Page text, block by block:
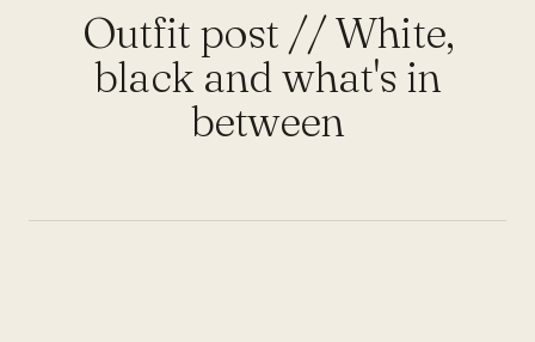
LIFESTYLEOutfit post // White,
black and what's in
between